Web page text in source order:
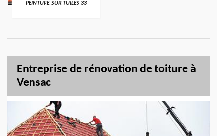
PEINTURE SUR TUILES 33
Entreprise de rénovation de toiture à
Vensac